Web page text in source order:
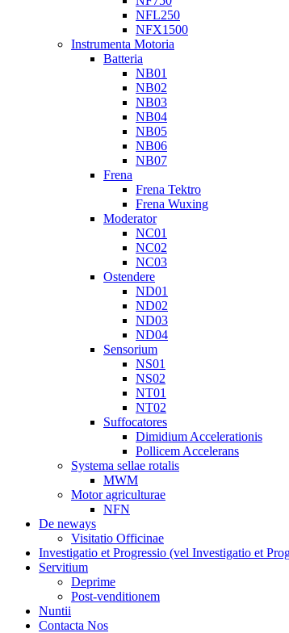
NFL250
NFX1500
Instrumenta Motoria
Batteria
NB01
NB02
NB03
NB04
NB05
NB06
NB07
Frena
Frena Tektro
Frena Wuxing
Moderator
NC01
NC02
NC03
Ostendere
ND01
ND02
ND03
ND04
Sensorium
NS01
NS02
NT01
NT02
Suffocatores
Dimidium Accelerationis
Pollicem Accelerans
Systema sellae rotalis
MWM
Motor agriculturae
NFN
De neways
Visitatio Officinae
Investigatio et Progressio (vel Investigatio et
Servitium
Deprime
Post-venditionem
Nuntii
Contacta Nos